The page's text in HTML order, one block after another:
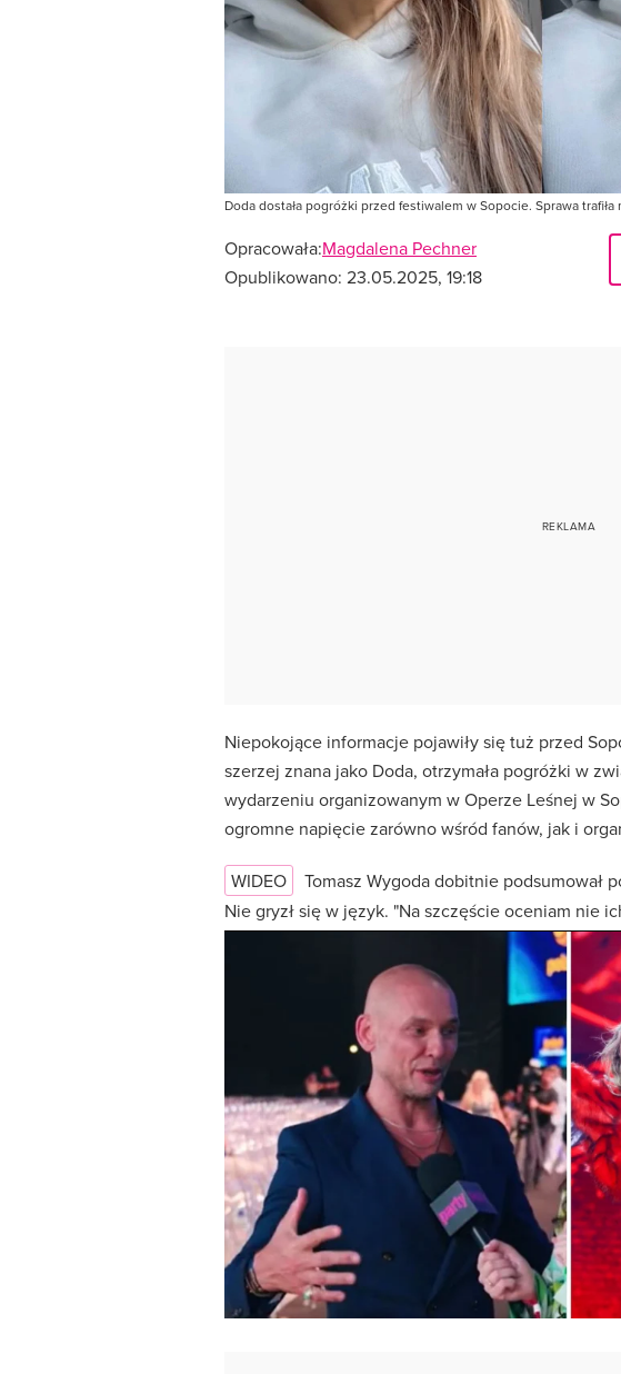
Doda dostała pogróżki przed festiwalem w Sopocie. Sprawa
Opracowała:Magdalena Pechner
Opublikowano: 23.05.2025, 19:18
Niepokojące informacje pojawiły się tuż przed
szerzej znana jako Doda, otrzymała pogróżki w
wydarzeniu organizowanym w Operze Leśnej w
ogromne napięcie zarówno wśród fanów, jak i
WIDEO
Tomasz Wygoda dobitnie podsumował
Nie gryzł się w język. "Na szczęście oceniam nie